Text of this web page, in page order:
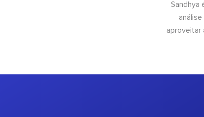
Sandhya
aproveitar